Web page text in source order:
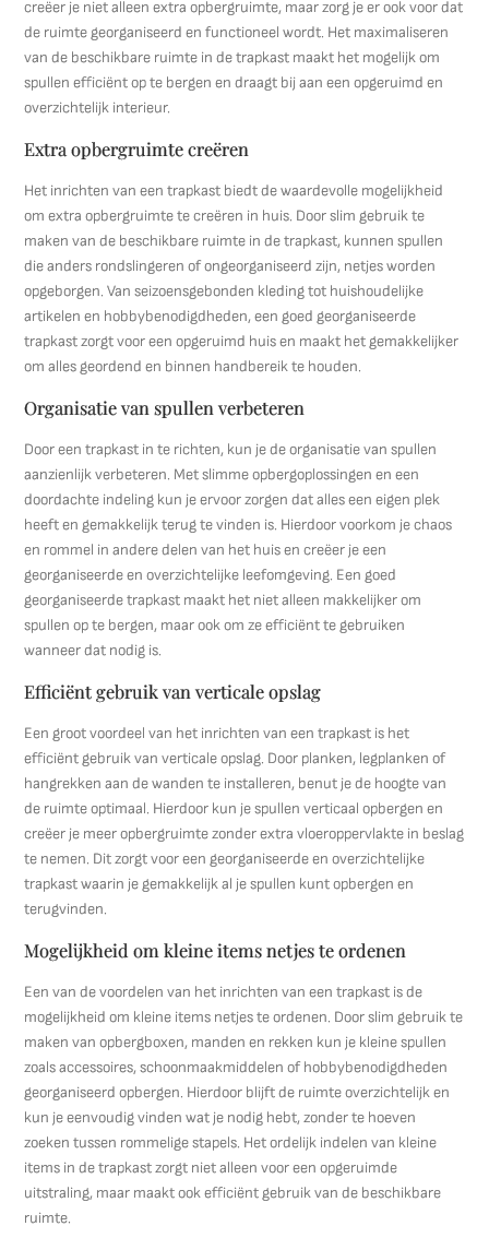
creëer je niet alleen extra opbergruimte, maar zorg je er ook voor dat
de ruimte georganiseerd en functioneel wordt. Het maximaliseren
van de beschikbare ruimte in de trapkast maakt het mogelijk om
spullen efficiënt op te bergen en draagt bij aan een opgeruimd en
overzichtelijk interieur.
Extra opbergruimte creëren
Het inrichten van een trapkast biedt de waardevolle mogelijkheid
om extra opbergruimte te creëren in huis. Door slim gebruik te
maken van de beschikbare ruimte in de trapkast, kunnen spullen
die anders rondslingeren of ongeorganiseerd zijn, netjes worden
opgeborgen. Van seizoensgebonden kleding tot huishoudelijke
artikelen en hobbybenodigdheden, een goed georganiseerde
trapkast zorgt voor een opgeruimd huis en maakt het gemakkelijker
om alles geordend en binnen handbereik te houden.
Organisatie van spullen verbeteren
Door een trapkast in te richten, kun je de organisatie van spullen
aanzienlijk verbeteren. Met slimme opbergoplossingen en een
doordachte indeling kun je ervoor zorgen dat alles een eigen plek
heeft en gemakkelijk terug te vinden is. Hierdoor voorkom je chaos
en rommel in andere delen van het huis en creëer je een
georganiseerde en overzichtelijke leefomgeving. Een goed
georganiseerde trapkast maakt het niet alleen makkelijker om
spullen op te bergen, maar ook om ze efficiënt te gebruiken
wanneer dat nodig is.
Efficiënt gebruik van verticale opslag
Een groot voordeel van het inrichten van een trapkast is het
efficiënt gebruik van verticale opslag. Door planken, legplanken of
hangrekken aan de wanden te installeren, benut je de hoogte van
de ruimte optimaal. Hierdoor kun je spullen verticaal opbergen en
creëer je meer opbergruimte zonder extra vloeroppervlakte in beslag
te nemen. Dit zorgt voor een georganiseerde en overzichtelijke
trapkast waarin je gemakkelijk al je spullen kunt opbergen en
terugvinden.
Mogelijkheid om kleine items netjes te ordenen
Een van de voordelen van het inrichten van een trapkast is de
mogelijkheid om kleine items netjes te ordenen. Door slim gebruik te
maken van opbergboxen, manden en rekken kun je kleine spullen
zoals accessoires, schoonmaakmiddelen of hobbybenodigdheden
georganiseerd opbergen. Hierdoor blijft de ruimte overzichtelijk en
kun je eenvoudig vinden wat je nodig hebt, zonder te hoeven
zoeken tussen rommelige stapels. Het ordelijk indelen van kleine
items in de trapkast zorgt niet alleen voor een opgeruimde
uitstraling, maar maakt ook efficiënt gebruik van de beschikbare
ruimte.